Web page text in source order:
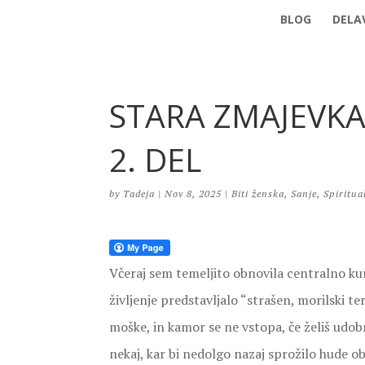
BLOG
STARA
2. DEL
by Tadeja |Nov 8, 2025 |Biti ženska,Sanje,
Včeraj sem temeljito obnovila centralno
življenje predstavljalo “strašen, morilski
moške, in kamor se ne vstopa, če želiš
nekaj, kar bi nedolgo nazaj sprožilo hude